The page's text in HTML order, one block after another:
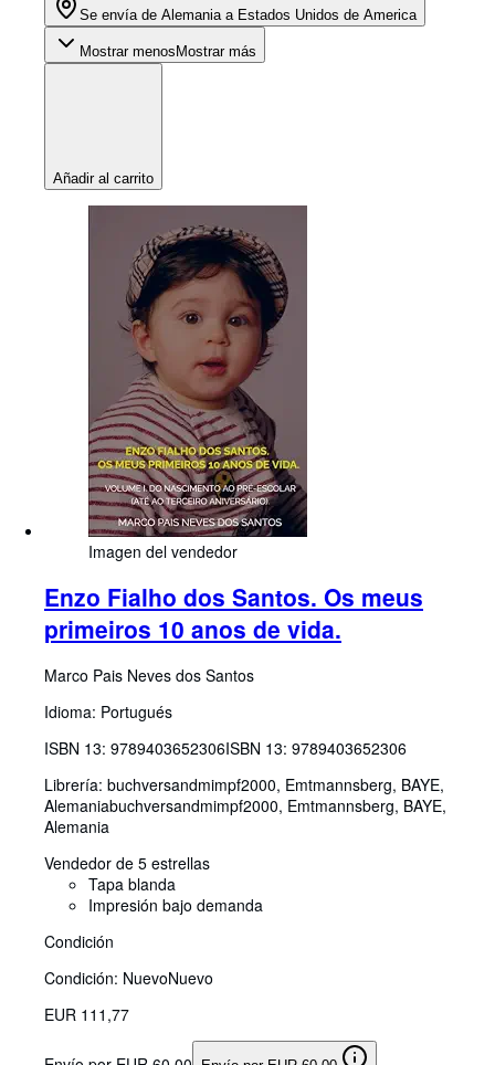
Se envía de Alemania a Estados Unidos de America
Mostrar menosMostrar más
Añadir al carrito
Imagen del vendedor
Enzo Fialho dos Santos. Os meus
primeiros 10 anos de vida.
Marco Pais Neves dos Santos
Idioma: Portugués
ISBN 13: 9789403652306ISBN 13: 9789403652306
Librería: buchversandmimpf2000, Emtmannsberg, BAYE,
Alemaniabuchversandmimpf2000, Emtmannsberg, BAYE,
Alemania
Vendedor de 5 estrellas
Tapa blanda
Impresión bajo demanda
Condición
Condición: NuevoNuevo
EUR 111,77